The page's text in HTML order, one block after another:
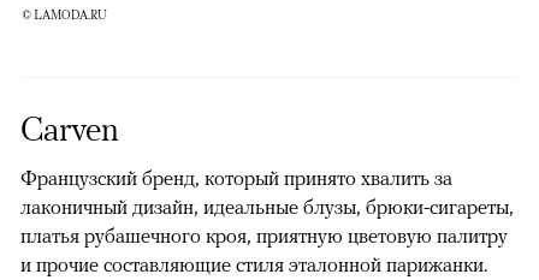
© LAMODA.RU
Carven
Французский бренд, который принято хвалить за
лаконичный дизайн, идеальные блузы, брюки-сигареты,
платья рубашечного кроя, приятную цветовую палитру
и прочие составляющие стиля эталонной парижанки.